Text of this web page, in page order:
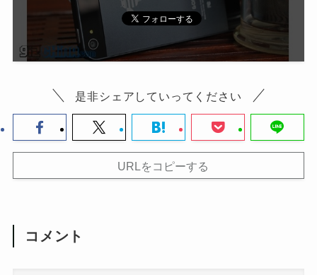
是非シェアしていってください
URLをコピーする
コメント